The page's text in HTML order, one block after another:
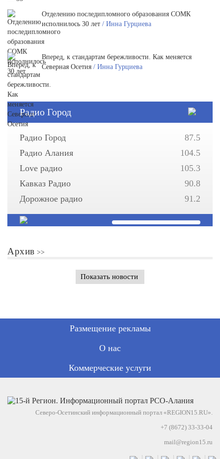
Отделению последипломного образования СОМК
исполнилось 30 лет / Инна Гурциева
Вперед, к стандартам бережливости. Как меняется
Северная Осетия / Инна Гурциева
Радио Город
Радио Город
87.5
Радио Алания
104.5
Love радио
105.3
Кавказ Радио
90.8
Дорожное радио
91.2
Архив
Показать новости
Размещение рекламы
О нас
Коммерческие услуги
Северо-Осетинский информационный портал «REGION15.RU».
+7 (8672) 33-33-04
mail@region15.ru